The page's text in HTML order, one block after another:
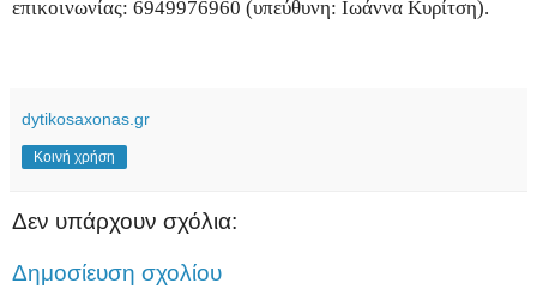
επικοινωνίας: 6949976960 (υπεύθυνη: Ιωάννα Κυρίτση).
dytikosaxonas.gr
Κοινή χρήση
Δεν υπάρχουν σχόλια:
Δημοσίευση σχολίου